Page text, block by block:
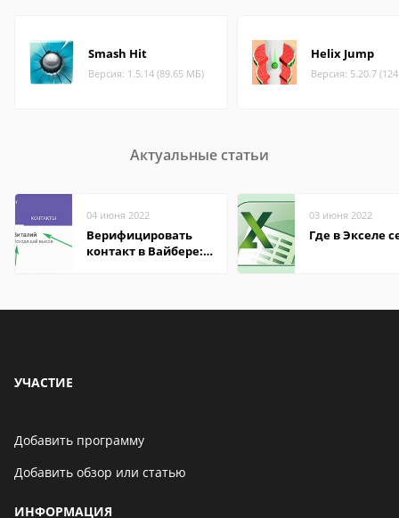
Smash Hit
Версия: 1.5.14 (89.65 МБ)
Helix Jump
Версия: 5.20.7
Актуальные статьи
04 июня 2022
Верифицировать
контакт в Вайбере:
03 июня 2022
Где в Экселе
УЧАСТИЕ
Добавить программу
Добавить обзор или статью
ИНФОРМАЦИЯ